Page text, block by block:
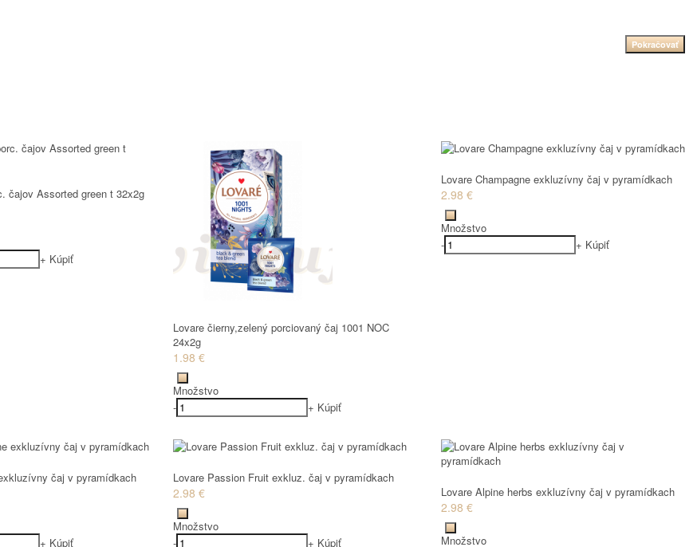
Pokračovať
čajov Assorted green t 32x2g
+ Kúpiť
Lovare čierny,zelený porciovaný čaj 1001 NOC
24x2g
1.98 €
Množstvo
-
+ Kúpiť
Lovare Champagne exkluzívny čaj v pyramídkach
2.98 €
Množstvo
-
+ Kúpiť
čaj v pyramídkach
+ Kúpiť
Lovare Passion Fruit exkluz. čaj v pyramídkach
2.98 €
Množstvo
-
+ Kúpiť
Lovare Alpine herbs exkluzívny čaj v pyramídkach
2.98 €
Množstvo